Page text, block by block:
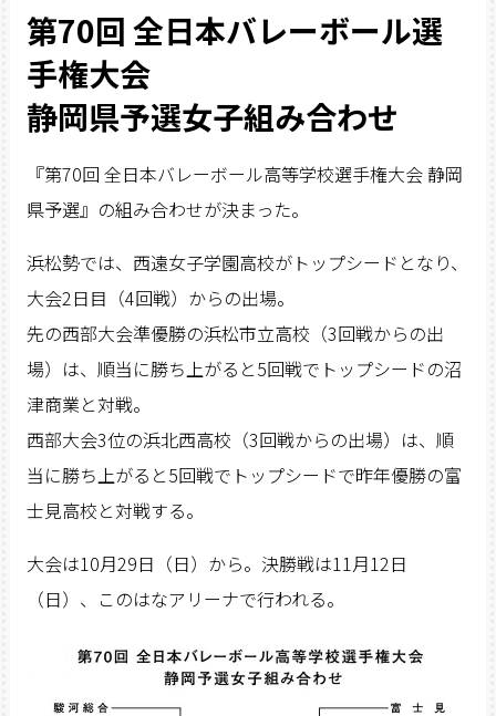
第70回 全日本バレーボール選
手権大会
静岡県予選女子組み合わせ
『第70回 全日本バレーボール高等学校選手権大会 静岡
県予選』の組み合わせが決まった。
浜松勢では、西遠女子学園高校がトップシードとなり、
大会2日目（4回戦）からの出場。
先の西部大会準優勝の浜松市立高校（3回戦からの出
場）は、順当に勝ち上がると5回戦でトップシードの沼
津商業と対戦。
西部大会3位の浜北西高校（3回戦からの出場）は、順
当に勝ち上がると5回戦でトップシードで昨年優勝の富
士見高校と対戦する。
大会は10月29日（日）から。決勝戦は11月12日
（日）、このはなアリーナで行われる。